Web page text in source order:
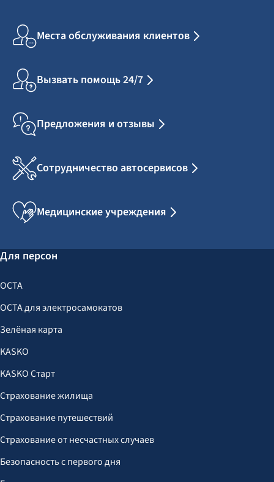
Места обслуживания клиентов
Вызвать помощь 24/7
Предложения и отзывы
Сотрудничество автосервисов
Медицинские учреждения
Для персон
OCTA
OCTA для электросамокатов
Зелёная карта
KASKO
KASKO Старт
Страхование жилища
Страхование путешествий
Страхование от несчастных случаев
Безопасность с первого дня